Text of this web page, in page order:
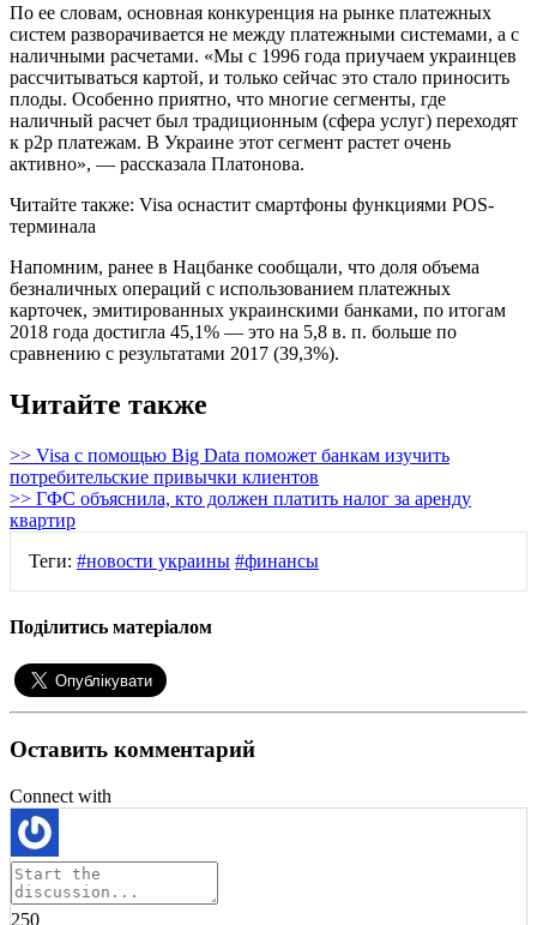
По ее словам, основная конкуренция на рынке платежных
систем разворачивается не между платежными системами, а с
наличными расчетами. «Мы с 1996 года приучаем украинцев
рассчитываться картой, и только сейчас это стало приносить
плоды. Особенно приятно, что многие сегменты, где
наличный расчет был традиционным (сфера услуг) переходят
к p2p платежам. В Украине этот сегмент растет очень
активно», — рассказала Платонова.
Читайте также: Visa оснастит смартфоны функциями POS-
терминала
Напомним, ранее в Нацбанке сообщали, что доля объема
безналичных операций с использованием платежных
карточек, эмитированных украинскими банками, по итогам
2018 года достигла 45,1% — это на 5,8 в. п. больше по
сравнению с результатами 2017 (39,3%).
Читайте также
>> Visa с помощью Big Data поможет банкам изучить
потребительские привычки клиентов
>> ГФС объяснила, кто должен платить налог за аренду
квартир
Теги: #новости украины #финансы
Поділитись матеріалом
Оставить комментарий
Connect with
250